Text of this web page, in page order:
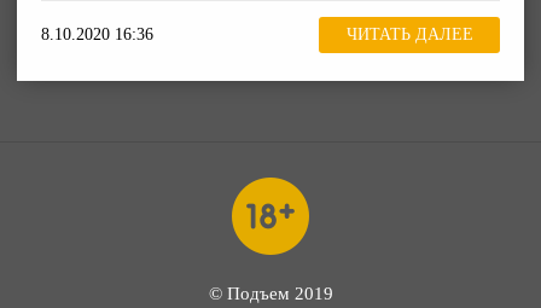
8.10.2020 16:36 ЧИТАТЬ ДАЛЕЕ
© Подъем 2019